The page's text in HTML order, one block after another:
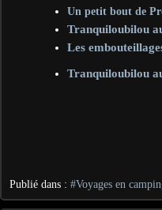
Un petit bout de
Tranquiloubilou
Les
Tranquiloubilou
Publié dans : #Voyages en